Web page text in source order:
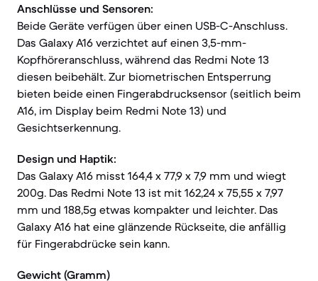
Anschlüsse und Sensoren:
Beide Geräte verfügen über einen USB-C-Anschluss.
Das Galaxy A16 verzichtet auf einen 3,5-mm-
Kopfhöreranschluss, während das Redmi Note 13
diesen beibehält. Zur biometrischen Entsperrung
bieten beide einen Fingerabdrucksensor (seitlich beim
A16, im Display beim Redmi Note 13) und
Gesichtserkennung.
Design und Haptik:
Das Galaxy A16 misst 164,4 x 77,9 x 7,9 mm und wiegt
200g. Das Redmi Note 13 ist mit 162,24 x 75,55 x 7,97
mm und 188,5g etwas kompakter und leichter. Das
Galaxy A16 hat eine glänzende Rückseite, die anfällig
für Fingerabdrücke sein kann.
Gewicht (Gramm)